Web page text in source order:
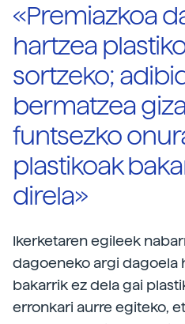
«Premiazkoa
hartzea
sortzeko;
bermatzea
funtsezko
plastikoak
direla»
Ikerketaren egileek
dagoeneko argi dagoela
bakarrik ez dela gai
erronkari aurre egiteko,